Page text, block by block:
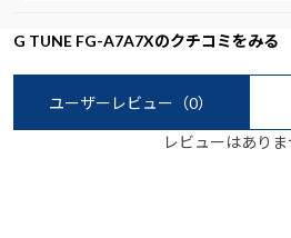
G TUNE FG-A7A7Xのクチコミをみる
ユーザーレビュー （0）
レビューはありま